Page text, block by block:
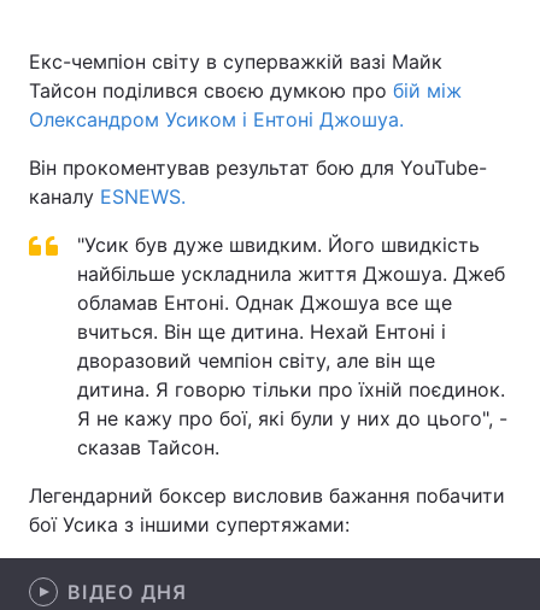
Головна Війна
Економіка
Спорт Наука
Техно і зв'язок Лайт
Зброя Інциденти
Здоров'я Туризм
Цікавинки
Екологія
Екс-чемпіон світу в суперважкій вазі Майк
Тайсон поділився своєю думкою про бій між
Олександром Усиком і Ентоні Джошуа.
Він прокоментував результат бою для YouTube-
каналу ESNEWS.
"Усик був дуже швидким. Його швидкість
найбільше ускладнила життя Джошуа. Джеб
обламав Ентоні. Однак Джошуа все ще
вчиться. Він ще дитина. Нехай Ентоні і
дворазовий чемпіон світу, але він ще
дитина. Я говорю тільки про їхній поєдинок.
Я не кажу про бої, які були у них до цього", -
сказав Тайсон.
Легендарний боксер висловив бажання побачити
бої Усика з іншими супертяжами:
ВІДЕО ДНЯ